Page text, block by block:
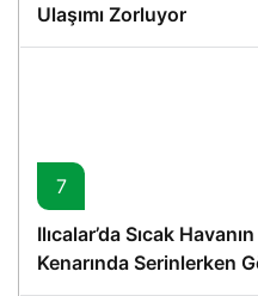
Ulaşımı Zorluyor
7
Ilıcalar’da Sıcak
Kenarında Serinlerken